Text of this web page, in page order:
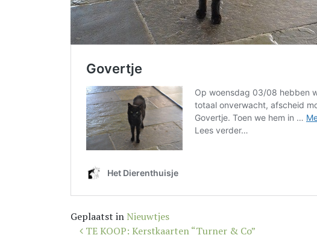
Geplaatst in Nieuwtjes
Bericht
TE KOOP: Kerstkaarten “Turner & Co”